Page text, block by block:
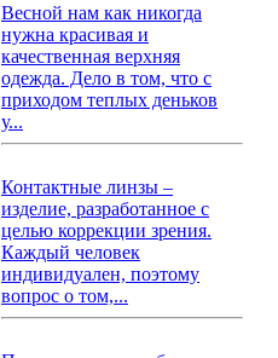
Весной нам как никогда
нужна красивая и
качественная верхняя
одежда. Дело в том, что с
приходом теплых деньков
у...
Контактные линзы –
изделие, разработанное с
целью коррекции зрения.
Каждый человек
индивидуален, поэтому
вопрос о том,...